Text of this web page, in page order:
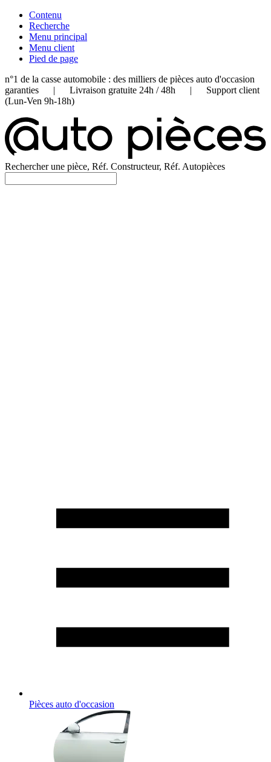
Contenu
Recherche
Menu principal
Menu client
Pied de page
n°1 de la casse automobile : des milliers de pièces auto d'occasion
garanties | Livraison gratuite 24h / 48h | Support client
(Lun-Ven 9h-18h)
Rechercher une pièce, Réf. Constructeur, Réf. Autopièces
Pièces auto d'occasion